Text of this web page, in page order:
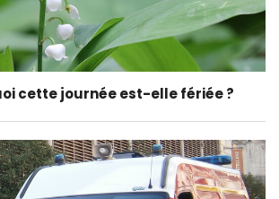
cette journée est-elle fériée ?